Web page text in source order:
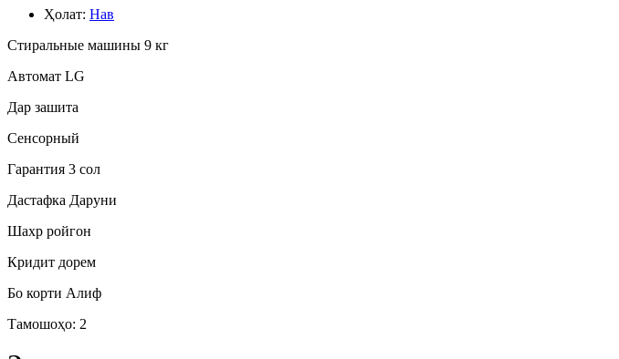
Ҳолат: Нав
Стиральные машины 9 кг
Автомат LG
Дар зашита
Сенсорный
Гарантия 3 сол
Дастафка Даруни
Шахр ройгон
Кридит дорем
Бо корти Алиф
Тамошоҳо: 2